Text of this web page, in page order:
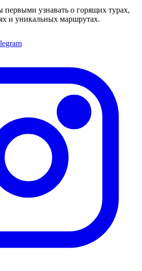
первыми узнавать о горящих турах,
и уникальных маршрутах.